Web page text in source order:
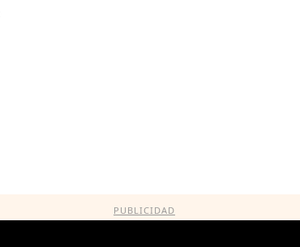
PUBLICIDAD